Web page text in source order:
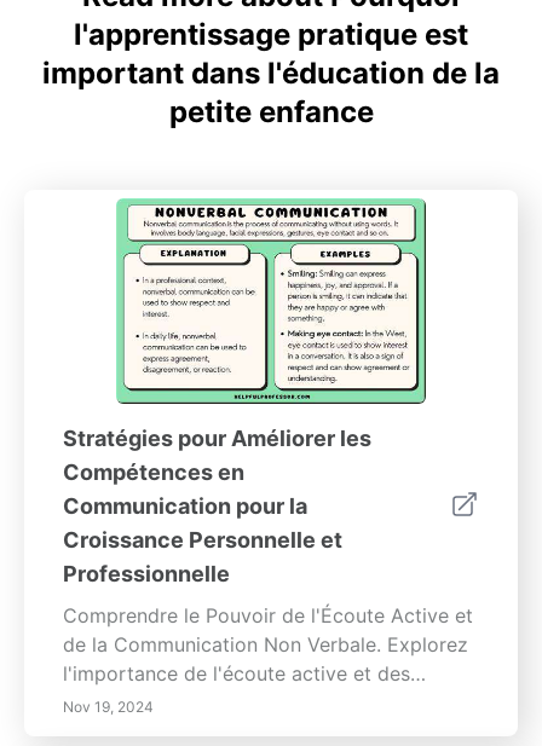
l'apprentissage pratique est
important dans l'éducation de la
petite enfance
Stratégies pour Améliorer les
Compétences en
Communication pour la
Croissance Personnelle et
Professionnelle
Comprendre le Pouvoir de l'Écoute Active et
de la Communication Non Verbale. Explorez
l'importance de l'écoute active et des
techniques de communication non verbale
qui renforcent les relations personnelles et
Nov 19, 2024